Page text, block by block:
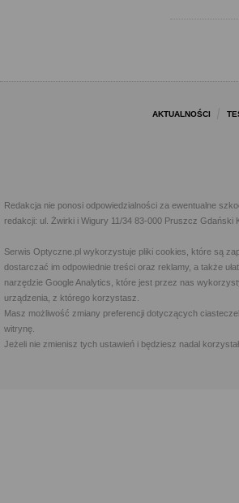
AKTUALNOŚCI
Redakcja nie ponosi odpowiedzialności za ewentualne
redakcji: ul. Żwirki i Wigury 11/34 83-000 Pruszcz
Serwis Optyczne.pl wykorzystuje pliki cookies, które są
dostarczać im odpowiednie treści oraz reklamy, a także
narzędzie Google Analytics, które jest przez nas
urządzenia, z którego korzystasz.
Masz możliwość zmiany preferencji dotyczących
witrynę.
Jeżeli nie zmienisz tych ustawień i będziesz nadal